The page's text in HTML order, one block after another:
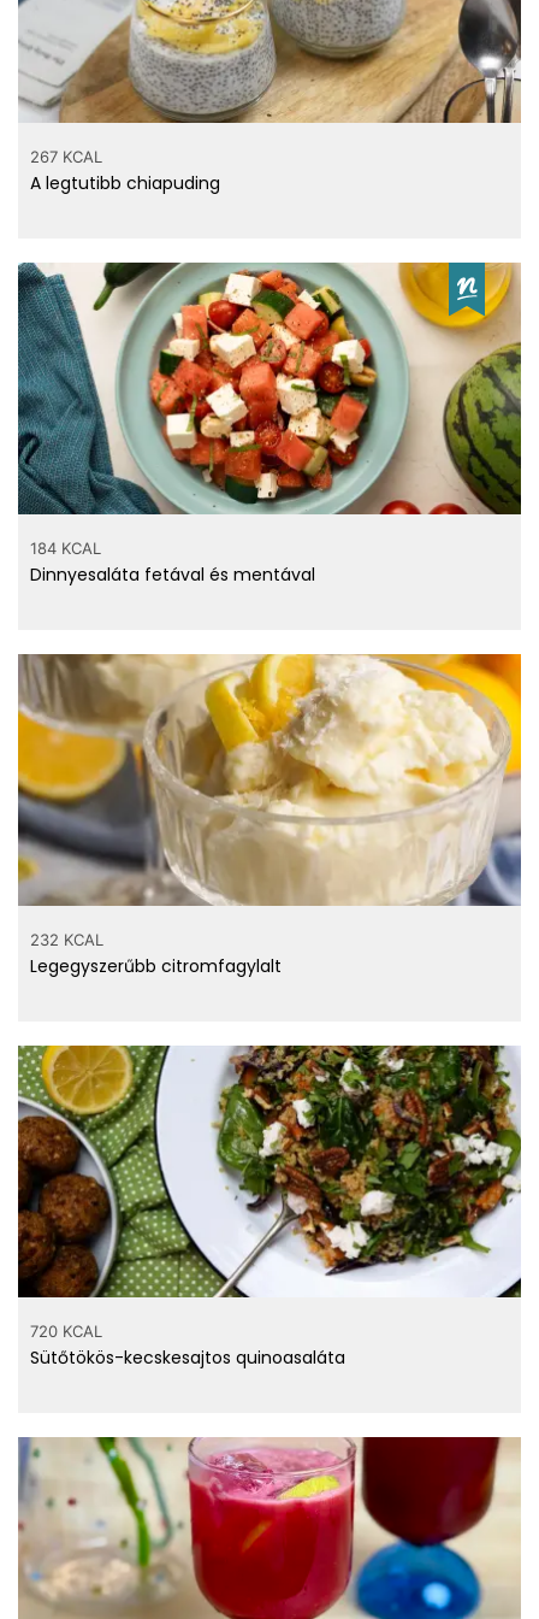
267 KCAL
A legtutibb chiapuding
184 KCAL
Dinnyesaláta fetával és mentával
232 KCAL
Legegyszerűbb citromfagylalt
720 KCAL
Sütőtökös-kecskesajtos quinoasaláta